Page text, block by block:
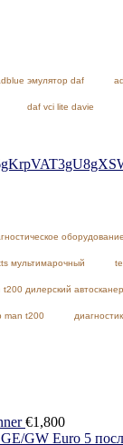
эмулятор daf
daf vci lite davie
мультимарочный
t200 дилерский
man t200
€1,800